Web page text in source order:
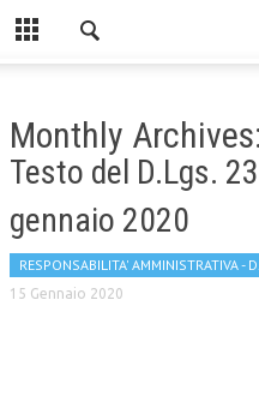
Monthly
Testo del D.Lgs.
gennaio 2020
RESPONSABILITA' AMMINISTRATIVA -
15 Gennaio 2020